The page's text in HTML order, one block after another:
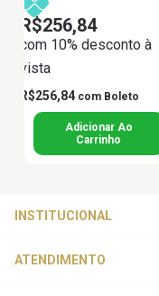
R$256,84
com 10% desconto à
vista
R$256,84 com Boleto
INSTITUCIONAL
ATENDIMENTO